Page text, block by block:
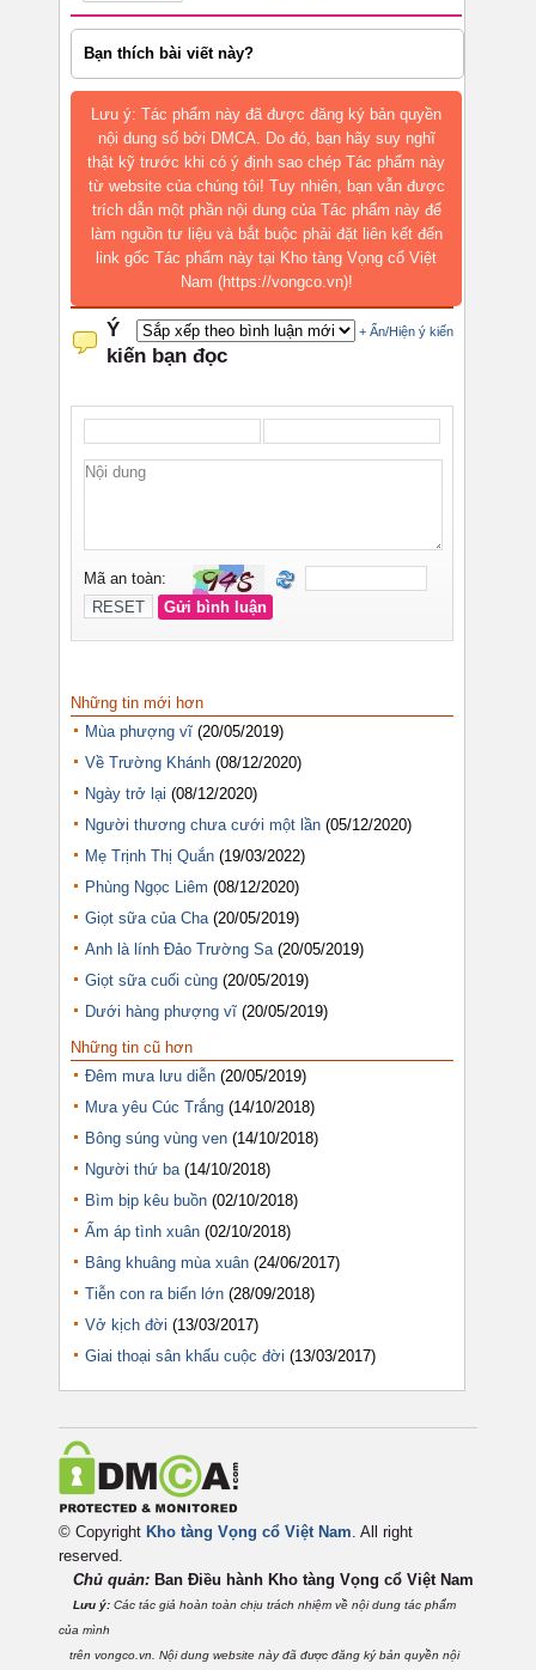
Bạn thích bài viết này?
Lưu ý: Tác phẩm này đã được đăng ký bản quyền
nội dung số bởi DMCA. Do đó, bạn hãy suy nghĩ
thật kỹ trước khi có ý định sao chép Tác phẩm này
từ website của chúng tôi! Tuy nhiên, bạn vẫn được
trích dẫn một phần nội dung của Tác phẩm này để
làm nguồn tư liệu và bắt buộc phải đặt liên kết đến
link gốc Tác phẩm này tại Kho tàng Vọng cổ Việt
Nam (https://vongco.vn)!
Những tin mới hơn
Mùa phượng vĩ (20/05/2019)
Về Trường Khánh (08/12/2020)
Ngày trở lại (08/12/2020)
Người thương chưa cưới một lần (05/12/2020)
Mẹ Trịnh Thị Quắn (19/03/2022)
Phùng Ngọc Liêm (08/12/2020)
Giọt sữa của Cha (20/05/2019)
Anh là lính Đảo Trường Sa (20/05/2019)
Giọt sữa cuối cùng (20/05/2019)
Dưới hàng phượng vĩ (20/05/2019)
Những tin cũ hơn
Đêm mưa lưu diễn (20/05/2019)
Mưa yêu Cúc Trắng (14/10/2018)
Bông súng vùng ven (14/10/2018)
Người thứ ba (14/10/2018)
Bìm bịp kêu buồn (02/10/2018)
Ấm áp tình xuân (02/10/2018)
Bâng khuâng mùa xuân (24/06/2017)
Tiễn con ra biển lớn (28/09/2018)
Vở kịch đời (13/03/2017)
Giai thoại sân khấu cuộc đời (13/03/2017)
© Copyright Kho tàng Vọng cổ Việt Nam. All right
reserved.
Chủ quản: Ban Điều hành Kho tàng Vọng cổ Việt Nam
Lưu ý: Các tác giả hoàn toàn chịu trách nhiệm về nội dung tác phẩm
của mình
trên vongco.vn. Nội dung website này đã được đăng ký bản quyền nội